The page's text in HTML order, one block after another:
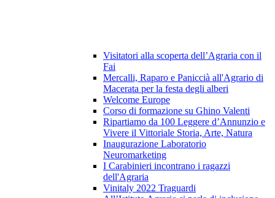
Visitatori alla scoperta dell’Agraria con il
Fai
Mercalli, Raparo e Paniccià all'Agrario di
Macerata per la festa degli alberi
Welcome Europe
Corso di formazione su Ghino Valenti
Ripartiamo da 100 Leggere d’Annunzio e
Vivere il Vittoriale Storia, Arte, Natura
Inaugurazione Laboratorio
Neuromarketing
I Carabinieri incontrano i ragazzi
dell'Agraria
Vinitaly 2022 Traguardi